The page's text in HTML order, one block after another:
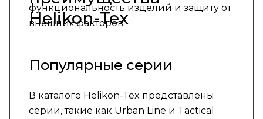
функциональность изделий и защиту от
внешних факторов.
Helikon-Tex
Популярные серии
В каталоге Helikon-Tex представлены
серии, такие как Urban Line и Tactical